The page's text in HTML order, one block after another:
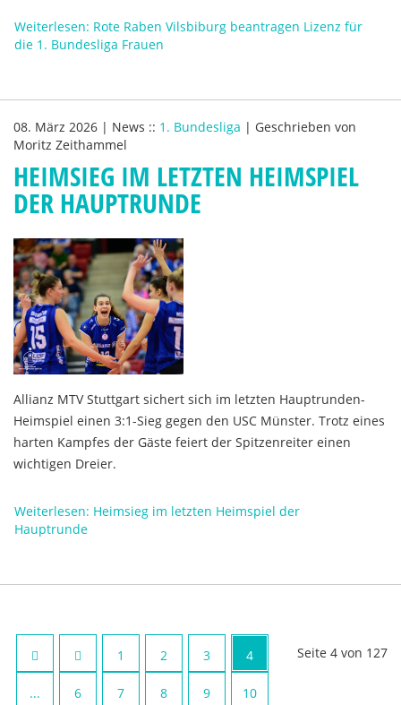
Weiterlesen: Rote Raben Vilsbiburg beantragen Lizenz für
die 1. Bundesliga Frauen
08. März 2026 | News :: 1. Bundesliga | Geschrieben von
Moritz Zeithammel
HEIMSIEG IM LETZTEN HEIMSPIEL
DER HAUPTRUNDE
Allianz MTV Stuttgart sichert sich im letzten Hauptrunden-
Heimspiel einen 3:1-Sieg gegen den USC Münster. Trotz eines
harten Kampfes der Gäste feiert der Spitzenreiter einen
wichtigen Dreier.
Weiterlesen: Heimsieg im letzten Heimspiel der
Hauptrunde
Seite 4 von 127
1 2 3 4
... 6 7 8 9 10